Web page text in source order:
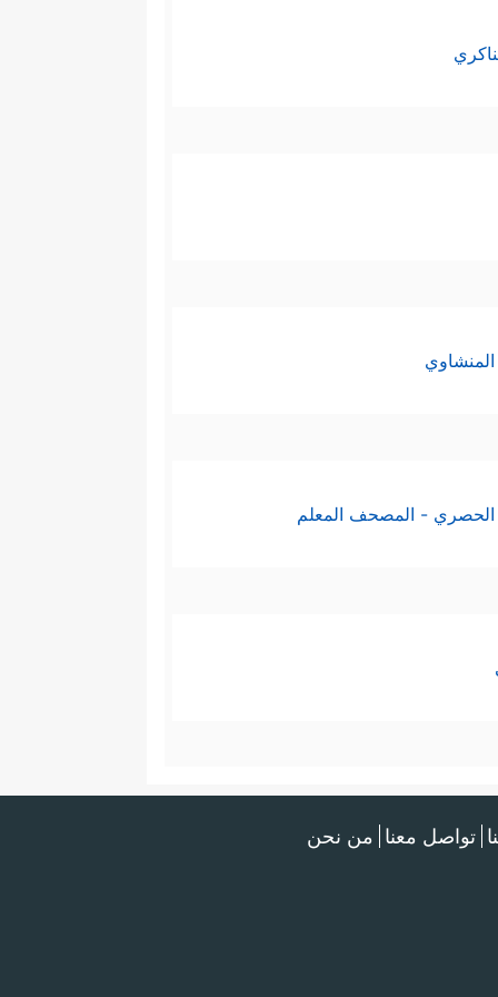
الحصري - المصحف المعلم
تواصل معنا من نحن